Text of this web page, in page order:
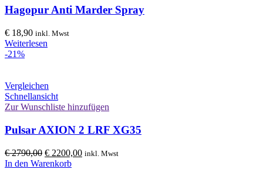
Hagopur Anti Marder Spray
€ 18,90 inkl. Mwst
Weiterlesen
-21%
Vergleichen
Schnellansicht
Zur Wunschliste hinzufügen
Pulsar AXION 2 LRF XG35
€2790,00 Ursprünglicher
Preis
€ 2200,00Aktueller
inkl. Mwst
In den Warenkorb